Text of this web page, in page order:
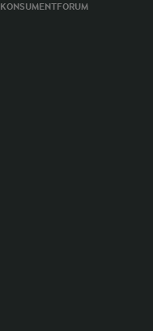
KONSUMENTFORUM